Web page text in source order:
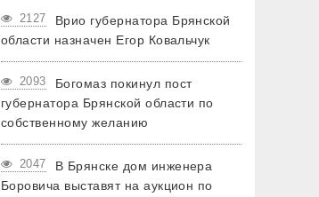
2127
Врио губернатора Брянской
области назначен Егор Ковальчук
2093
Богомаз покинул пост
губернатора Брянской области по
собственному желанию
2047
В Брянске дом инженера
Боровича выставят на аукцион по